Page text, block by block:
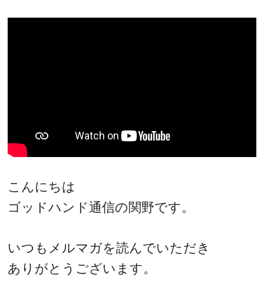
こんにちは
ゴッドハンド通信の関野です。
いつもメルマガを読んでいただき
ありがとうございます。